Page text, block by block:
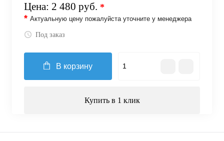
Цена: 2 480 руб. *
* Актуальную цену пожалуйста уточните у менеджера
Под заказ
В корзину
Купить в 1 клик